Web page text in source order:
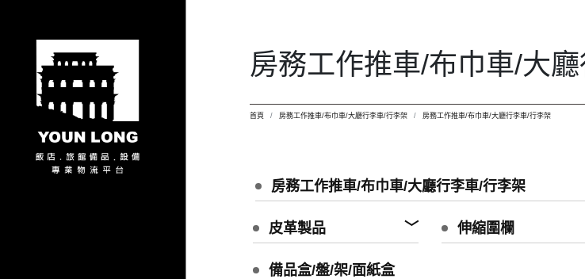
房務工作推車/布巾車/大
首頁 房務工作推車/布巾車/大廳行李車/行李架 房務工作推車/布巾車/大廳行李車/行李架
房務工作推車/布巾車/大廳行李車/行李架
皮革製品 伸縮圍欄
備品盒/盤/架/面紙盒